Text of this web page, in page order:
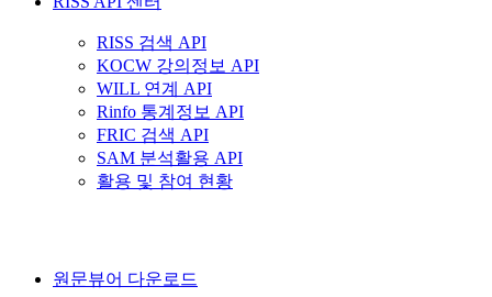
RISS 검색 API
KOCW 강의정보 API
WILL 연계 API
Rinfo 통계정보 API
FRIC 검색 API
SAM 분석활용 API
활용 및 참여 현황
원문뷰어 다운로드